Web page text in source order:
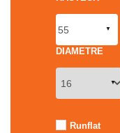
DIAMETRE
Runflat